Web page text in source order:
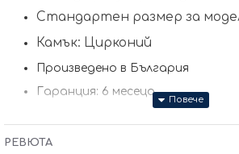
Стандартен размер за
Камък: Цирконий
Произведено в България
Гаранция: 6 месеца
РЕВЮТА